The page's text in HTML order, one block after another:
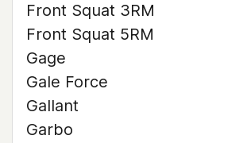
Front Squat 3RM
Front Squat 5RM
Gage
Gale Force
Gallant
Garbo